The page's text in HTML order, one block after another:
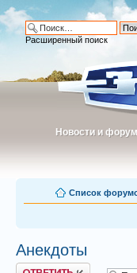
Новости и
Новости и
Расширенный поиск
Список
Анекдоты
Ответить